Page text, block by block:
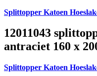
Splittopper Katoen
12011043
antraciet 160 x
Splittopper Katoen